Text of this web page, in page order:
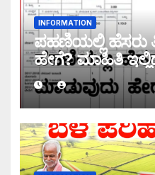
INFORMATION
ಪಹಣಿಯಲ್ಲಿ ಹೆಸರು
ಹೇಗೆ? ಮಾಹಿತಿ